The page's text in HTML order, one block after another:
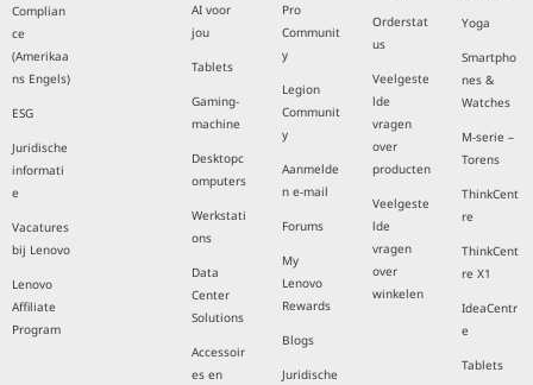
Complian
ce
(Amerikaa
ns Engels)
ESG
Juridische
informati
e
Vacatures
bij Lenovo
Lenovo
Affiliate
Program
AI voor
jou
Tablets
Gaming-
machine
Desktopc
omputers
Werkstati
ons
Data
Center
Solutions
Accessoir
es en
Pro
Communit
y
Legion
Communit
y
Aanmelde
n e-mail
Forums
My
Lenovo
Rewards
Blogs
Juridische
Orderstat
us
Veelgeste
lde
vragen
over
producten
Veelgeste
lde
vragen
over
winkelen
Yoga
Smartpho
nes &
Watches
M-serie –
Torens
ThinkCent
re
ThinkCent
re X1
IdeaCentr
e
Tablets